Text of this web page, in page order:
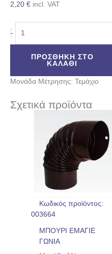
2,20 € incl. VAT
-
ΠΡΟΣΘΉΚΗ ΣΤΟ
ΚΑΛΆΘΙ
Μονάδα Μέτρησης: Τεμάχιο
Σχετικά προϊόντα
Κωδικός προϊόντος:
003664
ΜΠΟΥΡΙ ΕΜΑΓΙΕ
ΓΩΝΙΑ